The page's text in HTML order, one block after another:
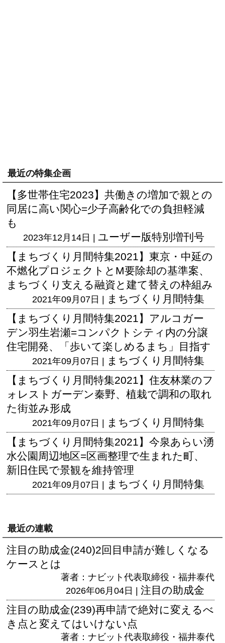
最近の特集企画
【多世帯住宅2023】共働きの増加で親との
同居に高い関心=少子高齢化での負担軽減
も
2023年12月14日 | ユーザー版特別増刊号
【まちづくり月間特集2021】東京・中延の
不燃化プロジェクトとM要除却の基準案、
まちづくり支える融資と建て替えの枠組み
2021年09月07日 | まちづくり月間特集
【まちづくり月間特集2021】アルコガー
デン羽生岩瀬=コンパクトシティ内の分譲
住宅開発、「歩いて楽しめるまち」目指す
2021年09月07日 | まちづくり月間特集
【まちづくり月間特集2021】住友林業のフ
ォレストガーデン秦野、植栽で調和の取れ
た街並み形成
2021年09月07日 | まちづくり月間特集
【まちづくり月間特集2021】今泉あらい湧
水公園周辺地区=区画整理で生まれた町、
新旧住民で景観を維持管理
2021年09月07日 | まちづくり月間特集
最近の連載
注目の助成金(240)2回目申請が難しくなる
ケースとは
著者：ナビット代表取締役・福井泰代
2026年06月04日 | 注目の助成金
注目の助成金(239)再申請で絶対に変えるべ
き点と変えてはいけない点
著者：ナビット代表取締役・福井泰代